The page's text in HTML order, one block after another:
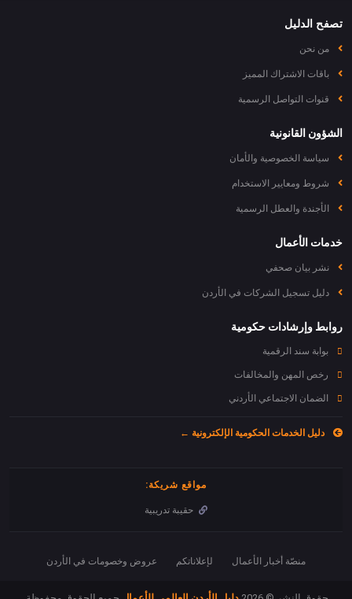
تصفح الدليل
من نحن
باقات الاشتراك المميز
قنوات التواصل الرسمية
الشؤون القانونية
سياسة الخصوصية والأمان
شروط ومعايير الاستخدام
الأجندة والعطل الرسمية
خدمات الأعمال
نشر بيان صحفي
دليل تسجيل الشركات في الأردن
روابط وإرشادات حكومية
بوابة سند الرقمية
رخص المهن والمخالفات
الضمان الاجتماعي الأردني
دليل الخدمات الحكومية الإلكترونية ←
مواقع شريكة:
حقيبة تدريبية
منصّة أخبار الأعمال لإعلاناتكم عروض وخصومات في الأردن